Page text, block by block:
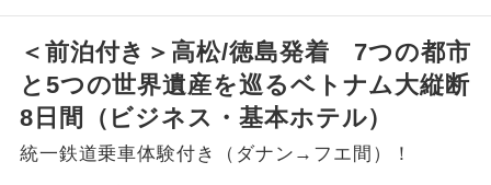
＜前泊付き＞高松/徳島発着 7つの都市
と5つの世界遺産を巡るベトナム大縦断
8日間（ビジネス・基本ホテル）
統一鉄道乗車体験付き（ダナン→フエ間）！
があります。
関西国際空港
大人（12歳以上）3,310円、子供（2歳以上12
歳未満）1,660円
【旅客保安サービス料】
追加代金にて各地発着ありとは
当ツアーは日程表に記載の出発空港だけで
なく、各地より下記追加代金にて飛行機や
鉄道などを利用しご参加いただけます。
現地到着後、現地係員が同行しお世話い
たします。
バスガイド乗
務
バスガイドが乗務し、車内での観光案内
があります。
新コース